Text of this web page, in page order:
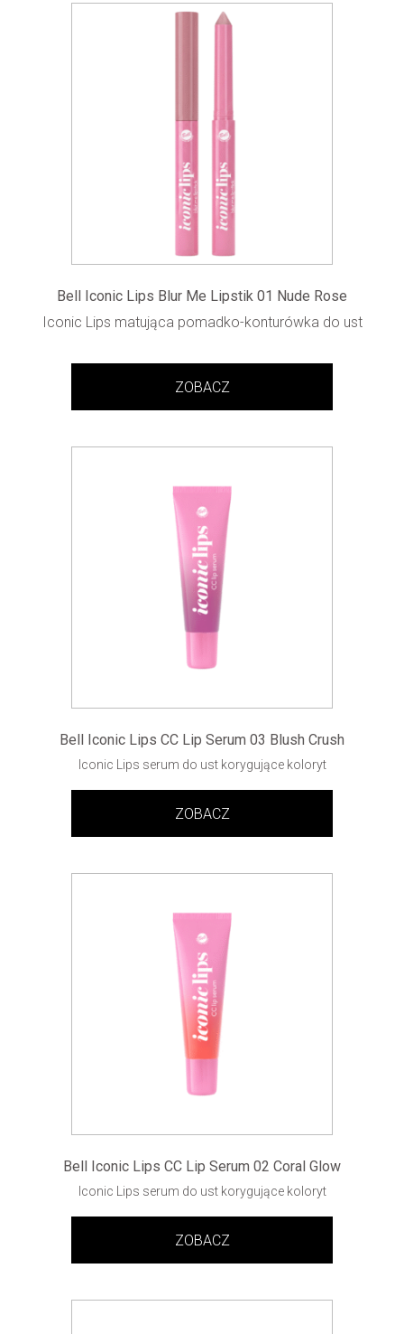
Bell Iconic Lips Blur Me Lipstik 01 Nude Rose
Iconic Lips matująca pomadko-konturówka do ust
ZOBACZ
Bell Iconic Lips CC Lip Serum 03 Blush Crush
Iconic Lips serum do ust korygujące koloryt
ZOBACZ
Bell Iconic Lips CC Lip Serum 02 Coral Glow
Iconic Lips serum do ust korygujące koloryt
ZOBACZ